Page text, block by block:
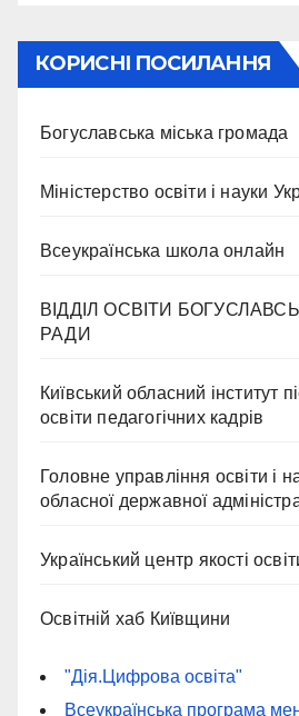
КОРИСНІ ПОСИЛАННЯ
Богуславська міська громада
Міністерство освіти і науки
Всеукраїнська школа онлайн
ВІДДІЛ ОСВІТИ
РАДИ
Київський обласний інститут
освіти педагогічних кадрів
Головне управління освіти і
обласної державної
Український центр якості
Освітній хаб Київщини
"Дія.Цифрова освіта"
Всеукраїнська програма